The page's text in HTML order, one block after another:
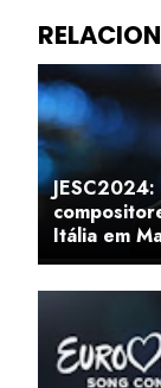
Itália em